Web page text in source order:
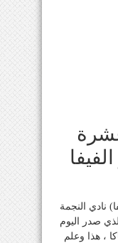
نادي النجمة
صدر اليوم
، هذا وعلم